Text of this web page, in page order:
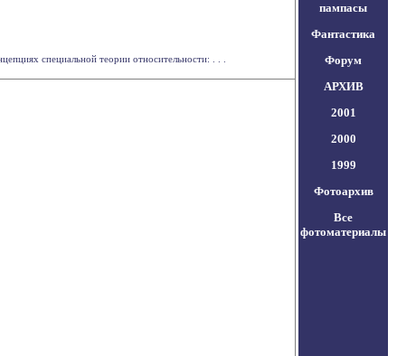
специальной теории относительности: . . .
пампасы
Фантастика
Форум
АРХИВ
2001
2000
1999
Фотоархив
Все
фотоматериалы